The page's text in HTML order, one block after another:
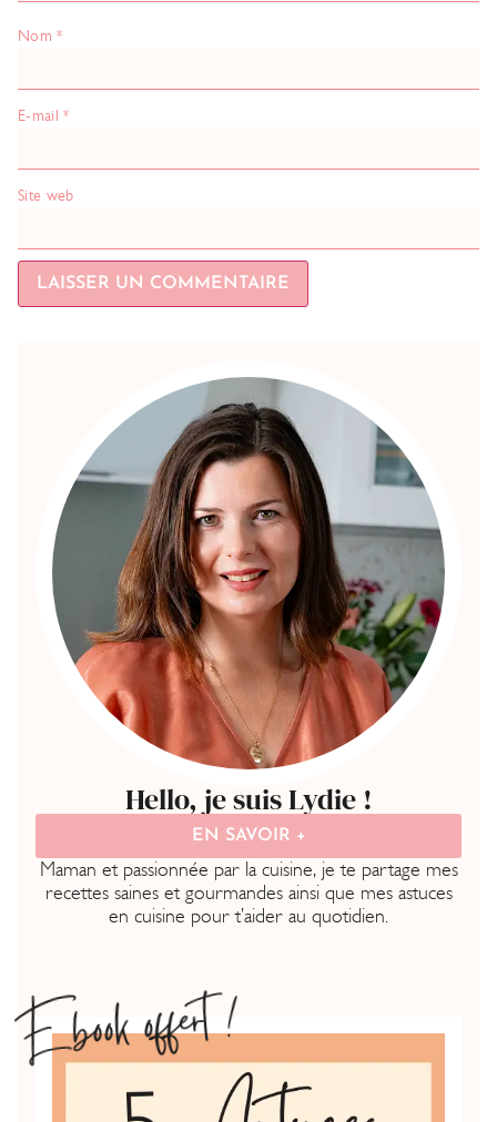
Hello, je suis Lydie !
EN SAVOIR +
Maman et passionnée par la cuisine, je te partage mes
recettes saines et gourmandes ainsi que mes astuces
en cuisine pour t’aider au quotidien.
Ebook offert !
Nom*
E-mail*
Site web